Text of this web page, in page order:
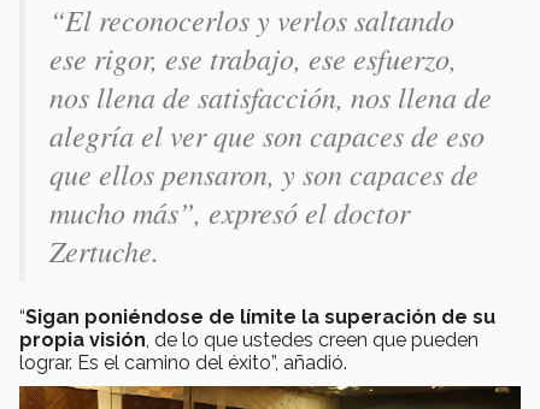
“El reconocerlos y verlos saltando
ese rigor, ese trabajo, ese esfuerzo,
nos llena de satisfacción, nos llena de
alegría el ver que son capaces de eso
que ellos pensaron, y son capaces de
mucho más”, expresó el doctor
Zertuche.
“Sigan poniéndose de límite la superación de su
propia visión , de lo que ustedes creen que pueden
lograr. Es el camino del éxito”, añadió.